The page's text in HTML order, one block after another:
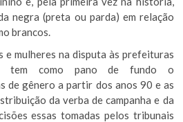
negra (preta ou parda) em relação
brancos.
e mulheres na disputa às prefeituras
tem como pano de fundo o
de gênero a partir dos anos 90 e as
da verba de campanha e da
essas tomadas pelos tribunais